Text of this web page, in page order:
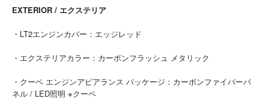
EXTERIOR / エクステリア
・LT2エンジンカバー：エッジレッド
・エクステリアカラー：カーボンフラッシュ メタリック
・クーペ エンジンアピアランス パッケージ：カーボンファイバーパ
ネル / LED照明 ※クーペ